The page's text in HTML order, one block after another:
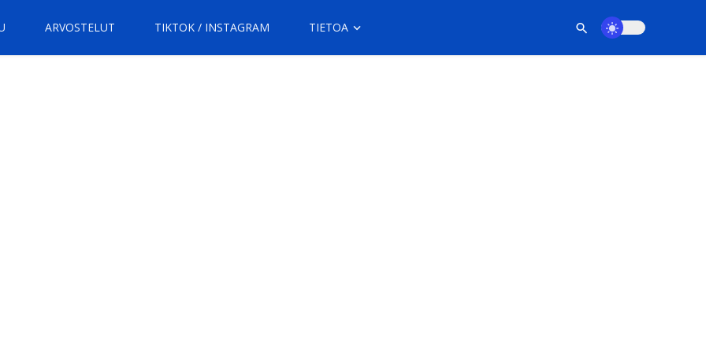
ARVOSTELUT TIKTOK / INSTAGRAM TIETOA